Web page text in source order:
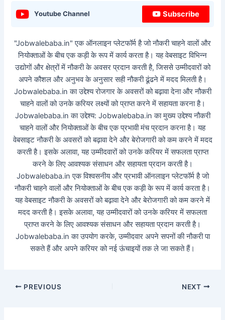
Youtube Channel Subscribe
"Jobwalebaba.in" एक ऑनलाइन प्लेटफॉर्म है जो नौकरी चाहने वालों और
नियोक्ताओं के बीच एक कड़ी के रूप में कार्य करता है। यह वेबसाइट विभिन्न
उद्योगों और क्षेत्रों में नौकरी के अवसर प्रदान करती है, जिससे उम्मीदवारों को
अपने कौशल और अनुभव के अनुसार सही नौकरी ढूंढने में मदद मिलती है।
Jobwalebaba.in का उद्देश्य रोजगार के अवसरों को बढ़ावा देना और नौकरी
चाहने वालों को उनके करियर लक्ष्यों को प्राप्त करने में सहायता करना है।
Jobwalebaba.in का उद्देश्य: Jobwalebaba.in का मुख्य उद्देश्य नौकरी
चाहने वालों और नियोक्ताओं के बीच एक प्रभावी मंच प्रदान करना है। यह
वेबसाइट नौकरी के अवसरों को बढ़ावा देने और बेरोजगारी को कम करने में मदद
करती है। इसके अलावा, यह उम्मीदवारों को उनके करियर में सफलता प्राप्त
करने के लिए आवश्यक संसाधन और सहायता प्रदान करती है।
Jobwalebaba.in एक विश्वसनीय और प्रभावी ऑनलाइन प्लेटफॉर्म है जो
नौकरी चाहने वालों और नियोक्ताओं के बीच एक कड़ी के रूप में कार्य करता है।
यह वेबसाइट नौकरी के अवसरों को बढ़ावा देने और बेरोजगारी को कम करने में
मदद करती है। इसके अलावा, यह उम्मीदवारों को उनके करियर में सफलता
प्राप्त करने के लिए आवश्यक संसाधन और सहायता प्रदान करती है।
Jobwalebaba.in का उपयोग करके, उम्मीदवार अपने सपनों की नौकरी पा
सकते हैं और अपने करियर को नई ऊंचाइयों तक ले जा सकते हैं।
PREVIOUS NEXT